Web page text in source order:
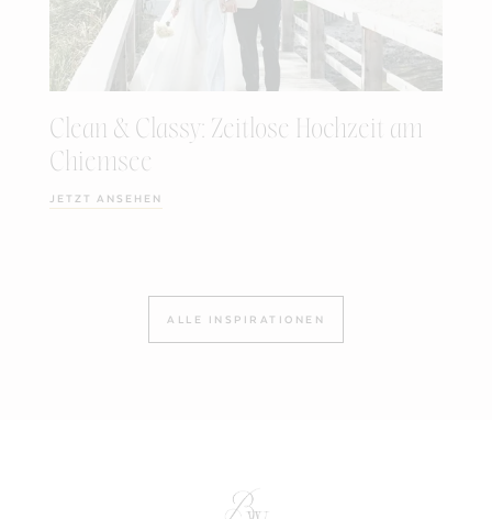
Clean & Classy: Zeitlose Hochzeit am
Chiemsee
JETZT ANSEHEN
ALLE INSPIRATIONEN